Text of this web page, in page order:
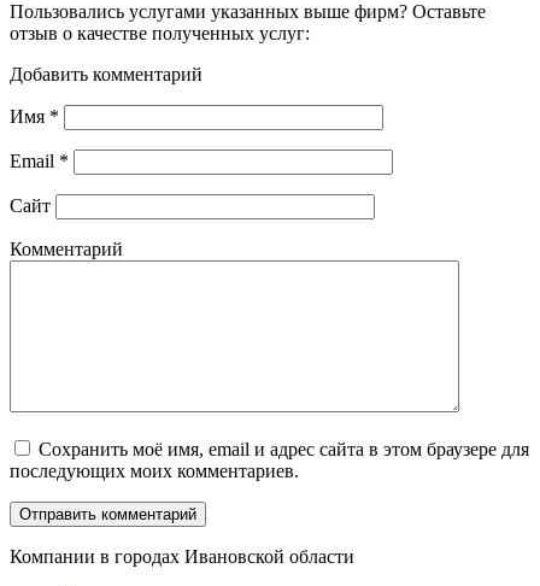
Пользовались услугами указанных выше фирм? Оставьте
отзыв о качестве полученных услуг:
Добавить комментарий
Имя *
Email *
Сайт
Комментарий
Сохранить моё имя, email и адрес сайта в этом браузере для
последующих моих комментариев.
Компании в городах Ивановской области